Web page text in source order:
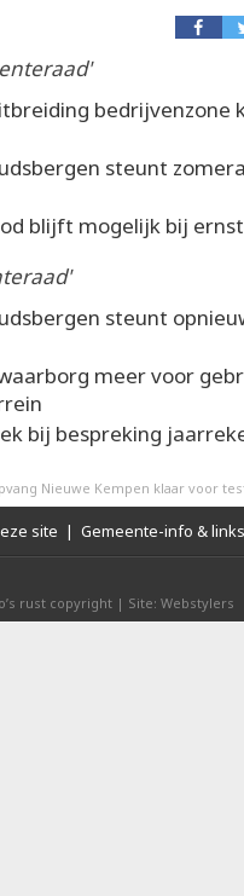
bedrijvenzone
steunt
blijft mogelijk bij
steunt
meer voor
bij bespreking
Nieuwe Kempen klaar voor
site | Gemeente-info & links
rust copyright | Site: Webstylers